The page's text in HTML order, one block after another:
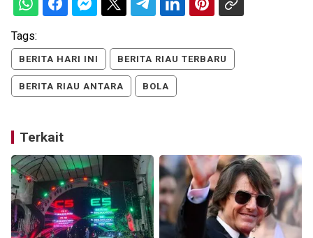
Tags:
BERITA HARI INI BERITA RIAU TERBARU
BERITA RIAU ANTARA BOLA
Terkait